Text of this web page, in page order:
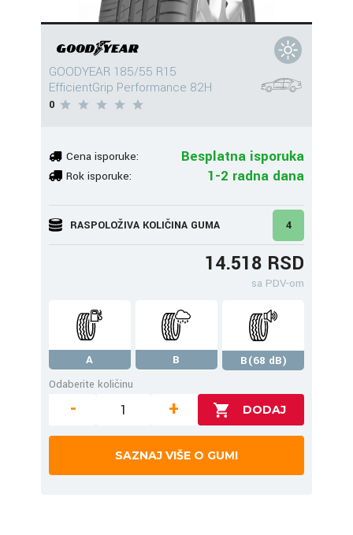
GOODYEAR 185/55 R15
EfficientGrip Performance 82H
0
Cena isporuke: Besplatna isporuka
Rok isporuke: 1-2 radna dana
RASPOLOŽIVA KOLIČINA GUMA 4
14.518 RSD
sa PDV-om
A B
B(68 dB)
Odaberite količinu
- +
SAZNAJ VIŠE O GUMI